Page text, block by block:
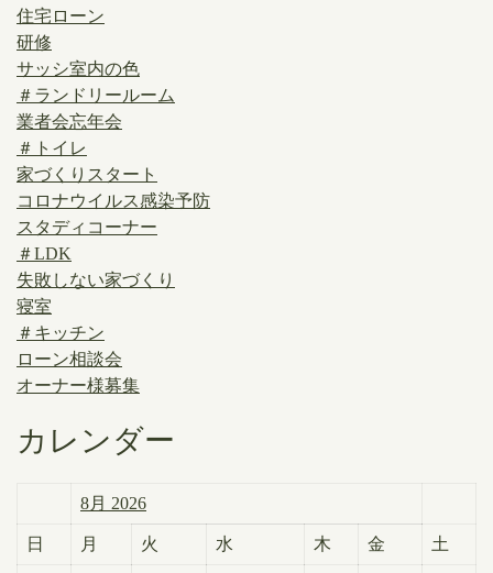
住宅ローン
研修
サッシ室内の色
＃ランドリールーム
業者会忘年会
＃トイレ
家づくりスタート
コロナウイルス感染予防
スタディコーナー
＃LDK
失敗しない家づくり
寝室
＃キッチン
ローン相談会
オーナー様募集
カレンダー
8月 2026
日 月 火 水 木 金 土